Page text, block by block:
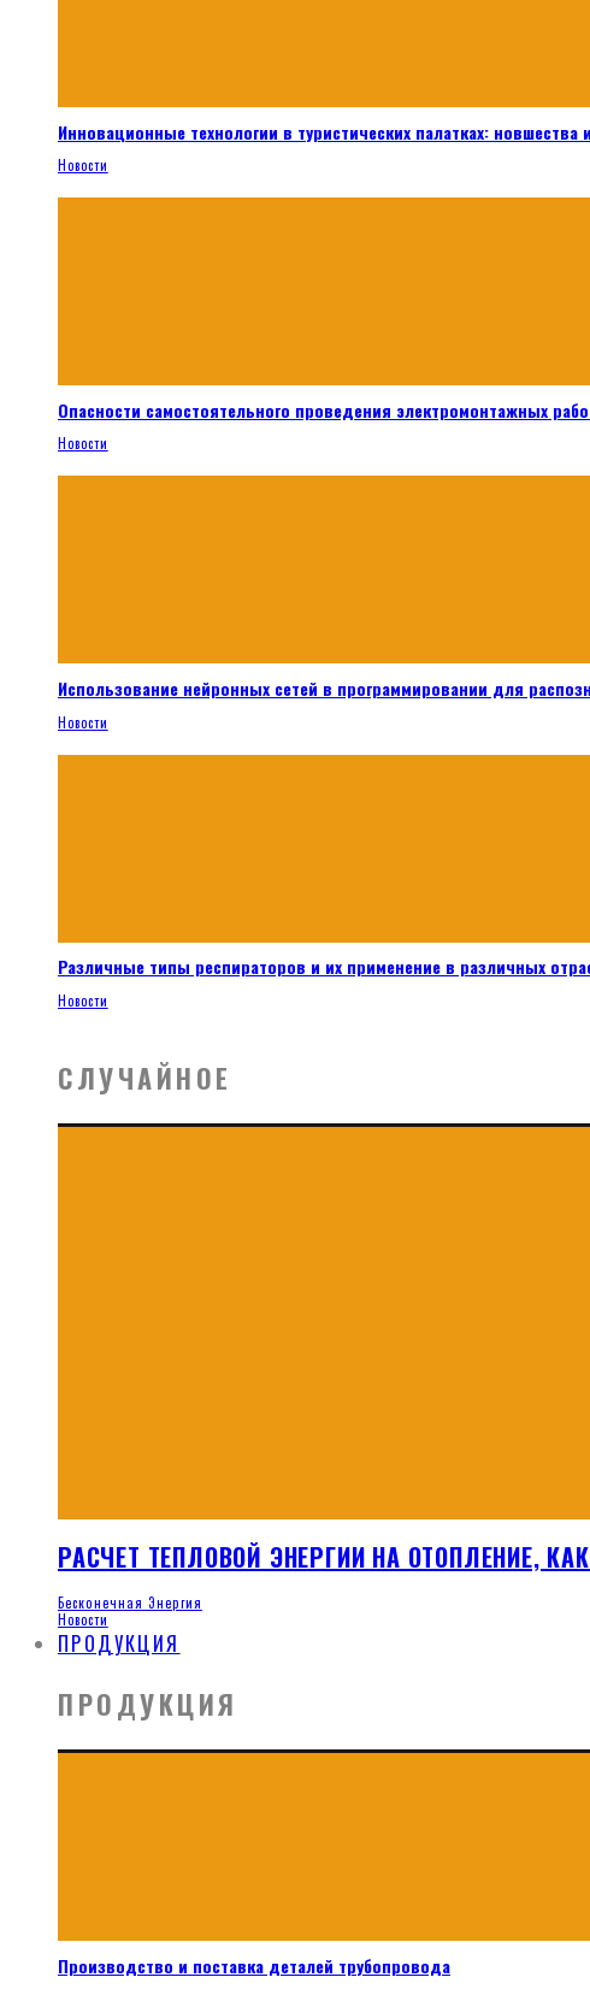
Инновационные технологии в туристических палатках: новшества
Новости
Опасности самостоятельного проведения электромонтажных
Новости
Использование нейронных сетей в программировании для
Новости
Различные типы респираторов и их применение в различных
Новости
СЛУЧАЙНОЕ
РАСЧЕТ ТЕПЛОВОЙ ЭНЕРГИИ НА ОТОПЛЕНИЕ,
Бесконечная Энергия
Новости
ПРОДУКЦИЯ
ПРОДУКЦИЯ
Производство и поставка деталей трубопровода